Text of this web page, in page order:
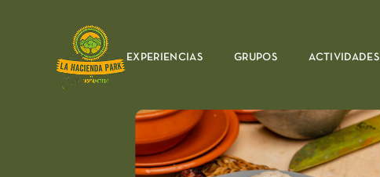
EXPERIENCIAS GRUPOS ACTIVIDADES